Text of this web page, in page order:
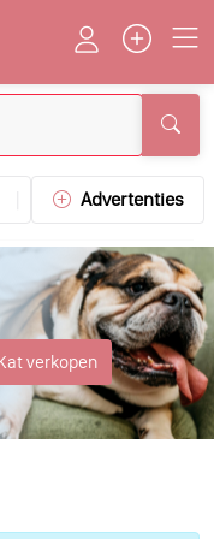
Advertenties
verkopen